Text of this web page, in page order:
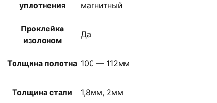
уплотнения
магнитный
Проклейка
изолоном
Да
Толщина полотна 100 — 112мм
Толщина стали 1,8мм, 2мм